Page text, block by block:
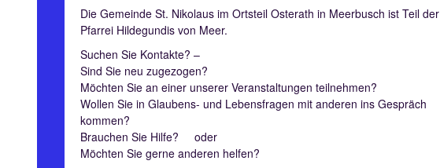
Die Gemeinde St. Nikolaus im Ortsteil Osterath in Meerbusch ist Teil der
Pfarrei Hildegundis von Meer.
Suchen Sie Kontakte? –
Sind Sie neu zugezogen?
Möchten Sie an einer unserer Veranstaltungen teilnehmen?
Wollen Sie in Glaubens- und Lebensfragen mit anderen ins Gespräch
kommen?
Brauchen Sie Hilfe? oder
Möchten Sie gerne anderen helfen?